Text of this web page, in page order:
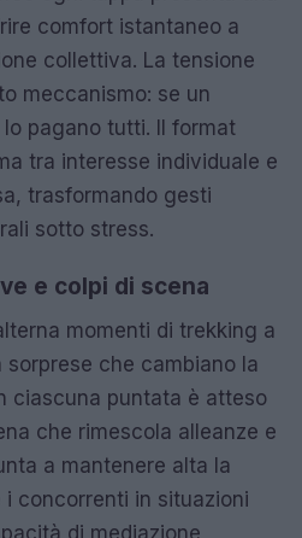
comfort istantaneo a
collettiva. La tensione
meccanismo: se un
pagano tutti. Il format
tra interesse individuale e
trasformando gesti
sotto stress.
e colpi di scena
momenti di trekking a
che cambiano la
ciascuna puntata è atteso
che rimescola alleanze e
a mantenere alta la
concorrenti in situazioni
di mediazione